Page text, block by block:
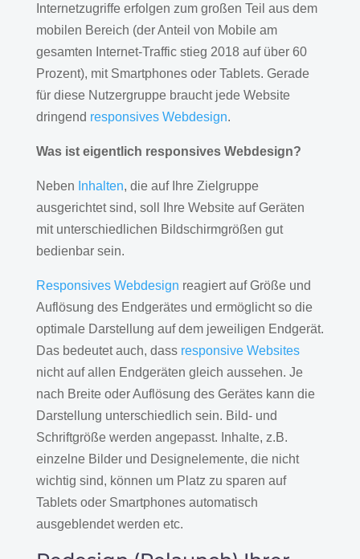
Internetzugriffe erfolgen zum großen Teil aus dem
mobilen Bereich (der Anteil von Mobile am
gesamten Internet-Traffic stieg 2018 auf über 60
Prozent), mit Smartphones oder Tablets. Gerade
für diese Nutzergruppe braucht jede Website
dringend responsives Webdesign.
Was ist eigentlich responsives Webdesign?
Neben Inhalten, die auf Ihre Zielgruppe
ausgerichtet sind, soll Ihre Website auf Geräten
mit unterschiedlichen Bildschirmgrößen gut
bedienbar sein.
Responsives Webdesign reagiert auf Größe und
Auflösung des Endgerätes und ermöglicht so die
optimale Darstellung auf dem jeweiligen Endgerät.
Das bedeutet auch, dass responsive Websites
nicht auf allen Endgeräten gleich aussehen. Je
nach Breite oder Auflösung des Gerätes kann die
Darstellung unterschiedlich sein. Bild- und
Schriftgröße werden angepasst. Inhalte, z.B.
einzelne Bilder und Designelemente, die nicht
wichtig sind, können um Platz zu sparen auf
Tablets oder Smartphones automatisch
ausgeblendet werden etc.